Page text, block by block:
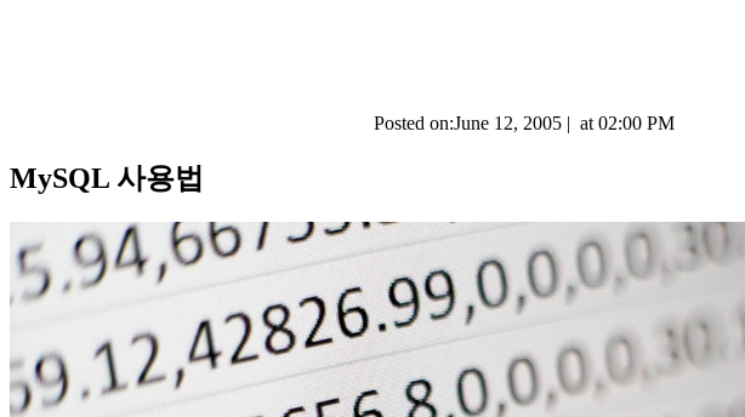
Posted on:June 12, 2005 | at 02:00 PM
MySQL 사용법